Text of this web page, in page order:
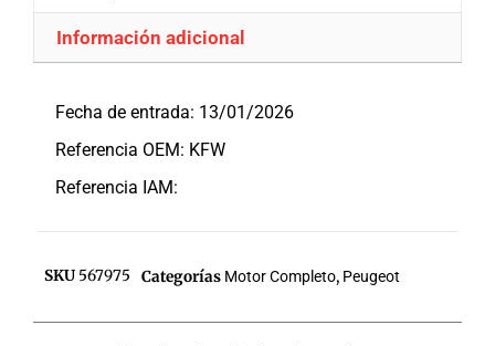
Información adicional
Fecha de entrada: 13/01/2026
Referencia OEM: KFW
Referencia IAM:
SKU 567975 Categorías Motor Completo, Peugeot